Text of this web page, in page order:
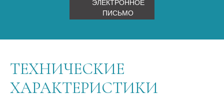
ЭЛЕКТРОННОЕ
ПИСЬМО
ТЕХНИЧЕСКИЕ
ХАРАКТЕРИСТИКИ